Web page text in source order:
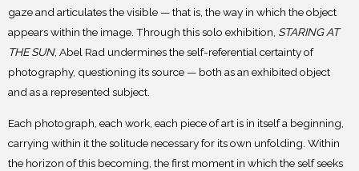
gaze and articulates the visible — that is, the way in which the object
appears within the image. Through this solo exhibition, STARING AT
THE SUN, Abel Rad undermines the self-referential certainty of
photography, questioning its source — both as an exhibited object
and as a represented subject.
Each photograph, each work, each piece of art is in itself a beginning,
carrying within it the solitude necessary for its own unfolding. Within
the horizon of this becoming, the first moment in which the self seeks